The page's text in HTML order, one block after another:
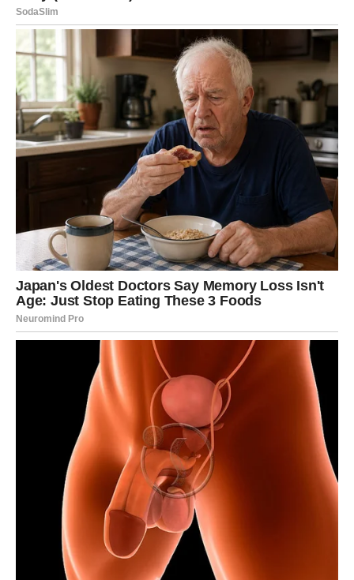
Na poslu – dolazi manji izazov, ali vi imate sposobnost da
ga pretvorite u prednost. Ključ je u komunikaciji.
RAK
Rakovi ulaze u period emotivne jasnoće. Sve ono što vas
je mučilo počinje da dobija smisao, i vi konačno vidite
stvari onakvima kakve jesu.
U ljubavi – dolazi iskren razgovor koji može promeniti tok
vaše veze. Slobodni Rakovi mogu ući u novu priču koja
donosi mir i sigurnost.
Na ličnom planu – osećaćete olakšanje, kao da vam teret
pada sa leđa. Ovo su dani isceljenja.
Lavovi će biti u centru pažnje – ali ne bez razloga. Pred
vama su dani u kojima ćete pokazati svoju snagu i
harizmu, ali i doneti odluke koje menjaju pravac.
U ljubavi – neko vas posmatra i divi vam se, ali vi možda
još uvek niste sigurni šta želite. Budite iskreni prema
Na poslovnom planu – dolazi prilika za napredak, ali